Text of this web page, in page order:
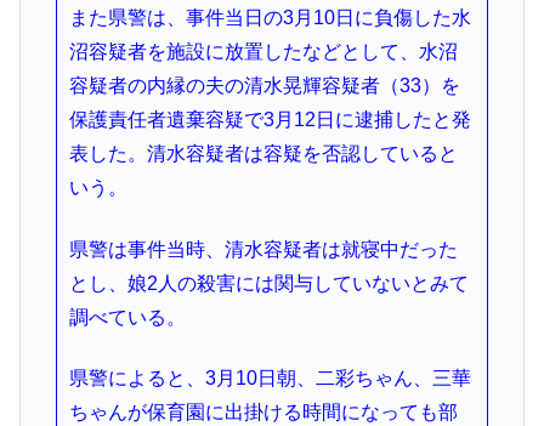
また県警は、事件当日の3月10日に負傷した水
沼容疑者を施設に放置したなどとして、水沼
容疑者の内縁の夫の清水晃輝容疑者（33）を
保護責任者遺棄容疑で3月12日に逮捕したと発
表した。清水容疑者は容疑を否認していると
いう。
県警は事件当時、清水容疑者は就寝中だった
とし、娘2人の殺害には関与していないとみて
調べている。
県警によると、3月10日朝、二彩ちゃん、三華
ちゃんが保育園に出掛ける時間になっても部